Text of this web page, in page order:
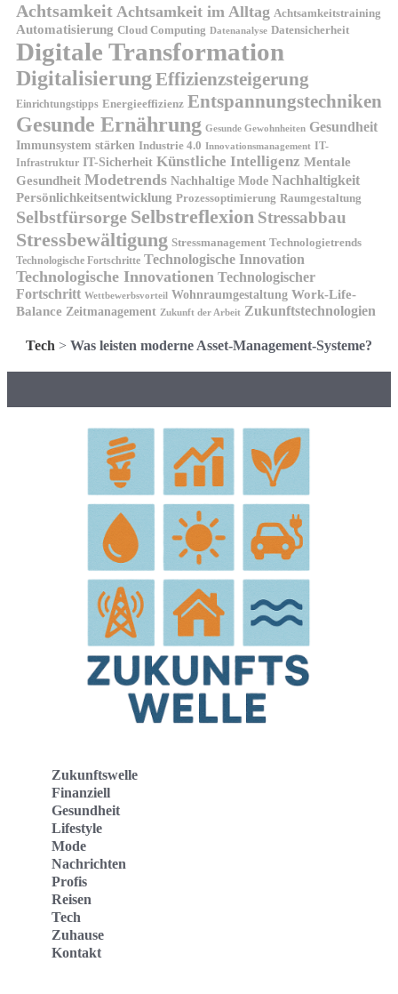
Achtsamkeit Achtsamkeit im Alltag Achtsamkeitstraining
Automatisierung Cloud Computing Datenanalyse Datensicherheit
Digitale Transformation
Digitalisierung Effizienzsteigerung
Einrichtungstipps Energieeffizienz Entspannungstechniken
Gesunde Ernährung Gesunde Gewohnheiten Gesundheit
Immunsystem stärken Industrie 4.0 Innovationsmanagement IT-
Infrastruktur IT-Sicherheit Künstliche Intelligenz Mentale
Gesundheit Modetrends Nachhaltige Mode Nachhaltigkeit
Persönlichkeitsentwicklung Prozessoptimierung Raumgestaltung
Selbstfürsorge Selbstreflexion Stressabbau
Stressbewältigung Stressmanagement Technologietrends
Technologische Fortschritte Technologische Innovation
Technologische Innovationen Technologischer
Fortschritt Wettbewerbsvorteil Wohnraumgestaltung Work-Life-
Balance Zeitmanagement Zukunft der Arbeit Zukunftstechnologien
Tech > Was leisten moderne Asset-Management-Systeme?
Zukunftswelle
Finanziell
Gesundheit
Lifestyle
Mode
Nachrichten
Profis
Reisen
Tech
Zuhause
Kontakt